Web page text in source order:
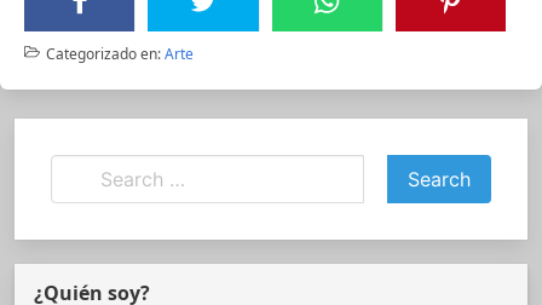
Categorizado en:Arte
¿Quién soy?